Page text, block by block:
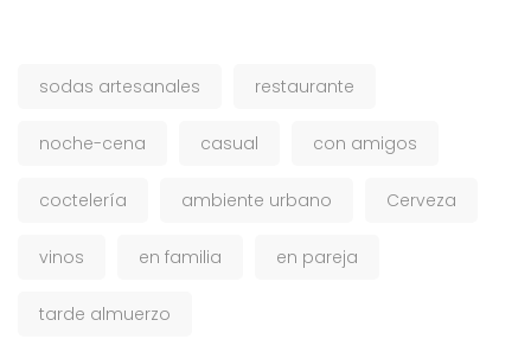
sodas artesanales restaurante
noche-cena casual con amigos
coctelería ambiente urbano Cerveza
vinos en familia en pareja
tarde almuerzo